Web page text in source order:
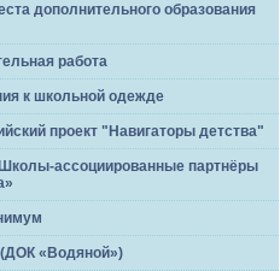
дополнительного образования
работа
к школьной одежде
проект "Навигаторы детства"
ассоциированные партнёры
«Водяной»)